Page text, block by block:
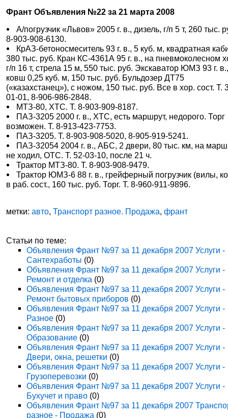
Франт Объявления №22 за 21 марта 2008
А/погрузчик «Львов» 2005 г. в., дизель, г/п 5 т, 260 тыс.
8-903-908-6130.
КрАЗ-бетоносмеситель 93 г. в., 5 куб. м, квадратная
380 тыс. руб. Кран КС-4361А 95 г. в., на пневмоколесном
г/п 16 т, стрела 15 м, 550 тыс. руб. Экскаватор ЮМЗ 93 г.
ковш 0,25 куб. м, 150 тыс. руб. Бульдозер ДТ75
(«казахстанец»), с ножом, 150 тыс. руб. Все в хор. сост. Т.
01-01, 8-906-986-2848.
МТЗ-80, ХТС. Т. 8-903-909-8187.
ПАЗ-3205 2000 г. в., ХТС, есть маршрут, недорого. Торг
возможен. Т. 8-913-423-7753.
ПАЗ-3205. Т. 8-903-908-5020, 8-905-919-5241.
ПАЗ-32054 2004 г. в., АБС, 2 двери, 80 тыс. км, на
не ходил, ОТС. Т. 52-03-10, после 21 ч.
Трактор МТЗ-80. Т. 8-903-908-9479.
Трактор ЮМЗ-6 88 г. в., грейферный погрузчик (вилы,
в раб. сост., 160 тыс. руб. Торг. Т. 8-960-911-9896.
метки:авто,Транспорт разное. Продажа,франт
Статьи по теме:
Объявления Франт №97 за 11 декабря 2007 Услуги -
Сантехработы (0)
Объявления Франт №97 за 11 декабря 2007 Услуги -
Ремонт и отделка (0)
Объявления Франт №97 за 11 декабря 2007 Услуги -
Ремонт бытовых приборов (0)
Объявления Франт №97 за 11 декабря 2007 Услуги -
Разное (0)
Объявления Франт №97 за 11 декабря 2007 Услуги -
Образование (0)
Объявления Франт №97 за 11 декабря 2007 Услуги -
Двери, окна, решетки (0)
Объявления Франт №97 за 11 декабря 2007 Услуги -
Грузоперевозки (0)
Объявления Франт №97 за 11 декабря 2007 Услуги -
Бухучет и право (0)
Объявления Франт №97 за 11 декабря 2007
разное - Продажа (0)